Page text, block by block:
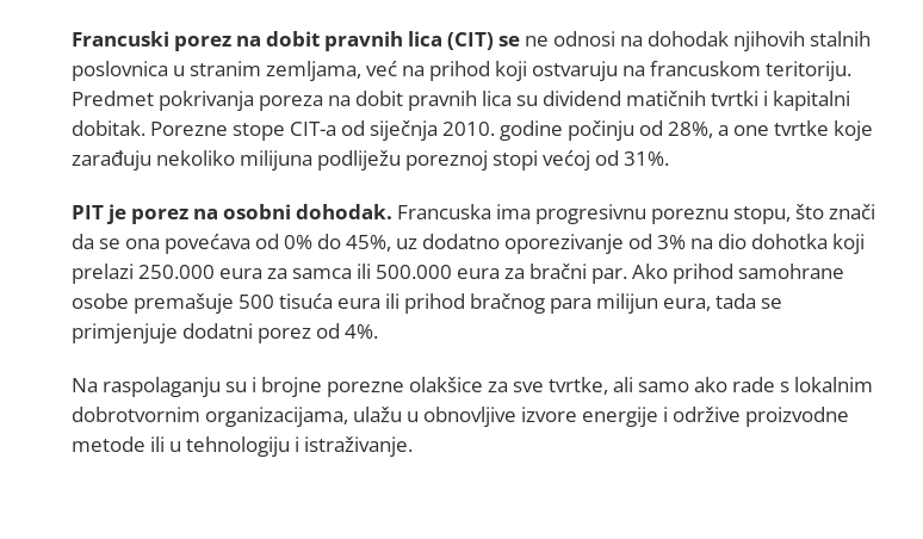
Francuski porez na dobit pravnih lica (CIT) se ne odnosi na dohodak njihovih stalnih
poslovnica u stranim zemljama, već na prihod koji ostvaruju na francuskom teritoriju.
Predmet pokrivanja poreza na dobit pravnih lica su dividend matičnih tvrtki i kapitalni
dobitak. Porezne stope CIT-a od siječnja 2010. godine počinju od 28%, a one tvrtke koje
zarađuju nekoliko milijuna podliježu poreznoj stopi većoj od 31%.
PIT je porez na osobni dohodak. Francuska ima progresivnu poreznu stopu, što znači
da se ona povećava od 0% do 45%, uz dodatno oporezivanje od 3% na dio dohotka koji
prelazi 250.000 eura za samca ili 500.000 eura za bračni par. Ako prihod samohrane
osobe premašuje 500 tisuća eura ili prihod bračnog para milijun eura, tada se
primjenjuje dodatni porez od 4%.
Na raspolaganju su i brojne porezne olakšice za sve tvrtke, ali samo ako rade s lokalnim
dobrotvornim organizacijama, ulažu u obnovljive izvore energije i održive proizvodne
metode ili u tehnologiju i istraživanje.